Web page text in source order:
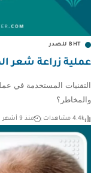
BHT للصدر
عملية زراعة شعر
التقنيات المستخدمة في
والمخاطر؟
4.4k مشاهدات منذ 9 أشهر